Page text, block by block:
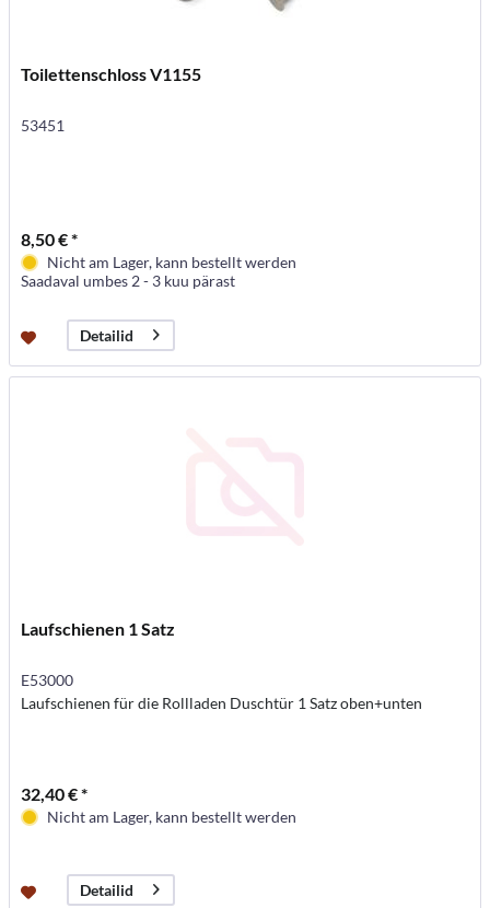
Toilettenschloss V1155
53451
8,50 € *
Nicht am Lager, kann bestellt werden
Saadaval umbes 2 - 3 kuu pärast
Detailid
Laufschienen 1 Satz
E53000
Laufschienen für die Rollladen Duschtür 1 Satz oben+unten
32,40 € *
Nicht am Lager, kann bestellt werden
Detailid